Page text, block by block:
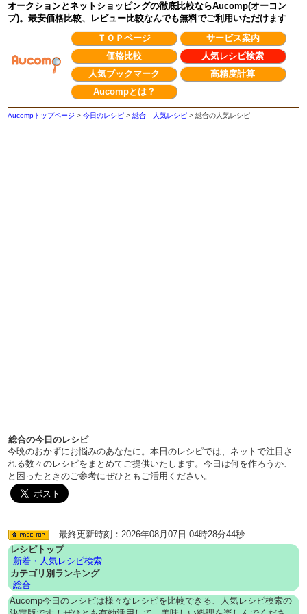
オークションとネットショッピングの徹底比較ならAucomp(オーコン
プ)。最安価格比較、レビュー比較なんでも無料でご利用いただけます
ＴＯＰページ
サービス案内
価格比較
人気レシピ検索
人気ブックマーク
高精度計算
Aucompとは？
Aucompトップページ >今日のレシピ >総合 人気レシピ >総合の人気レシピ
総合の今日のレシピ
今晩のおかずにお悩みのあなたに。本日のレシピでは、ネットで注目さ
れる数々のレシピをまとめてご提供いたします。今日は何を作ろうか、
と困ったときのご参考にぜひともご活用ください。
最終更新時刻：2026年08月07日 04時28分44秒
レシピトップ
新着・人気レシピ検索
カテゴリ別ランキング
総合
Aucomp今日のレシピは様々なレシピを比較できる、人気レシピ検索の